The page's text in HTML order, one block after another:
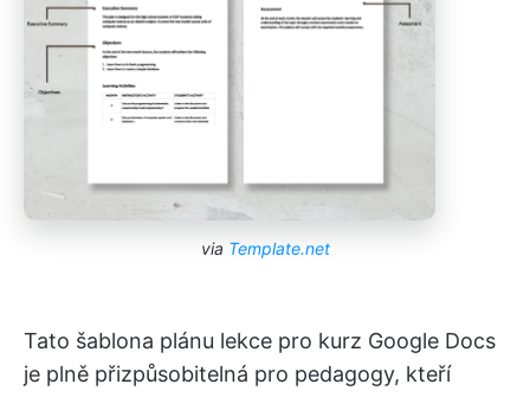
via Template.net
Tato šablona plánu lekce pro kurz Google Docs
je plně přizpůsobitelná pro pedagogy, kteří